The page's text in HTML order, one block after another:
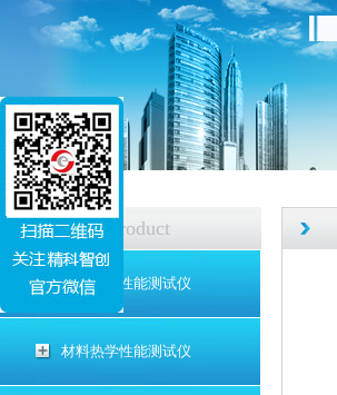
产品中心 Product
材料电学性能测试仪
材料热学性能测试仪